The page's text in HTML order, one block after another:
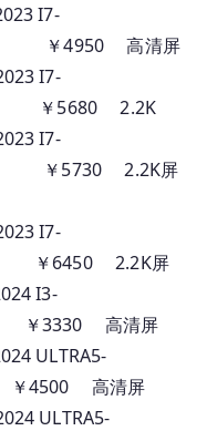
I7-
￥4950 高清屏
I7-
￥5680 2.2K
I7-
￥5730 2.2K屏
I7-
￥6450 2.2K屏
I3-
3330 高清屏
ULTRA5-
4500 高清屏
ULTRA5-